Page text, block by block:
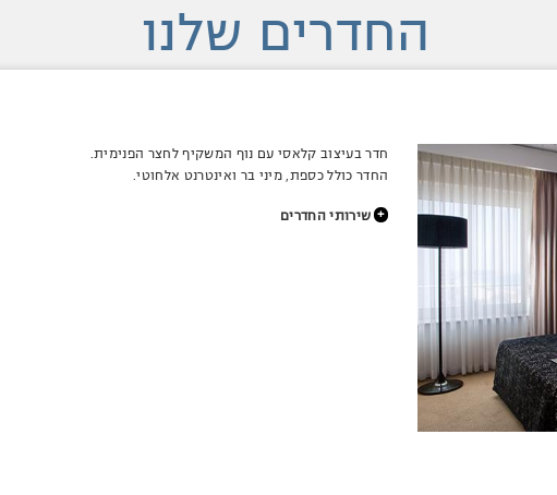
החדרים שלנו
חדר בעיצוב קלאסי עם נוף המשקיף לחצר הפנימית.
החדר כולל כספת, מיני בר ואינטרנט אלחוטי.
+ שירותי החדרים